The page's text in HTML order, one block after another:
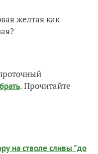
желтая как
. Прочитайте
на стволе сливы "до